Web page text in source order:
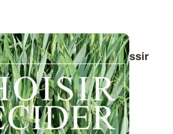
: des guides pour réussir
printemps 2026
en matière de
les...